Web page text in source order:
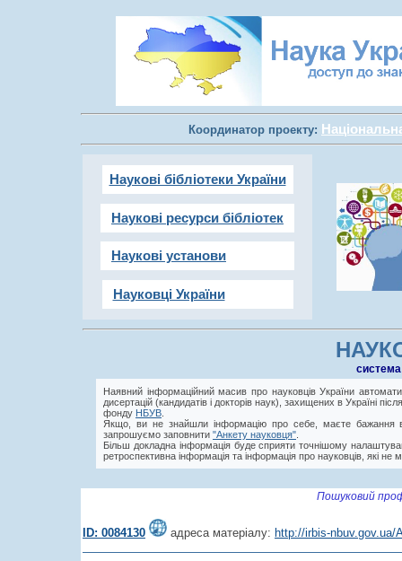
Координатор проекту:
Наукові бібліотеки України
Наукові ресурси бібліотек
Наукові установи
Науковці України
cистема
Наявний інформаційний масив про науковців України
дисертацій (кандидатів і докторів наук), захищених в Україні
фонду НБУВ
Якщо, ви не знайшли інформацію про себе, маєте бажання
запрошуємо заповнити "Анкету науковця"
Більш докладна інформація буде сприяти точнішому
ретроспективна інформація та інформація про науковців, які не
Пошуковий
ID: 0084130 адреса матеріалу: http://irbis-nbuv.gov.ua/